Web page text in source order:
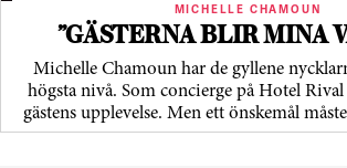
MICHELLE CHAMOUN
”GÄSTERNA BLIR MINA
Michelle Chamoun har de gyllene
högsta nivå. Som concierge på Hotel
gästens upp­levelse. Men ett önskemål